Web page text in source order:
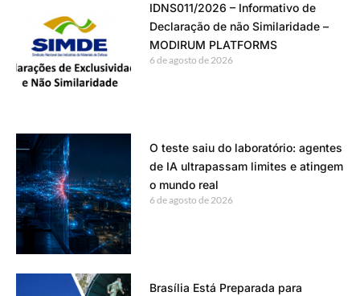
IDNS011/2026 – Informativo de
Declaração de não Similaridade –
MODIRUM PLATFORMS
6 de agosto de 2026
O teste saiu do laboratório: agentes
de IA ultrapassam limites e atingem
o mundo real
6 de agosto de 2026
Brasília Está Preparada para